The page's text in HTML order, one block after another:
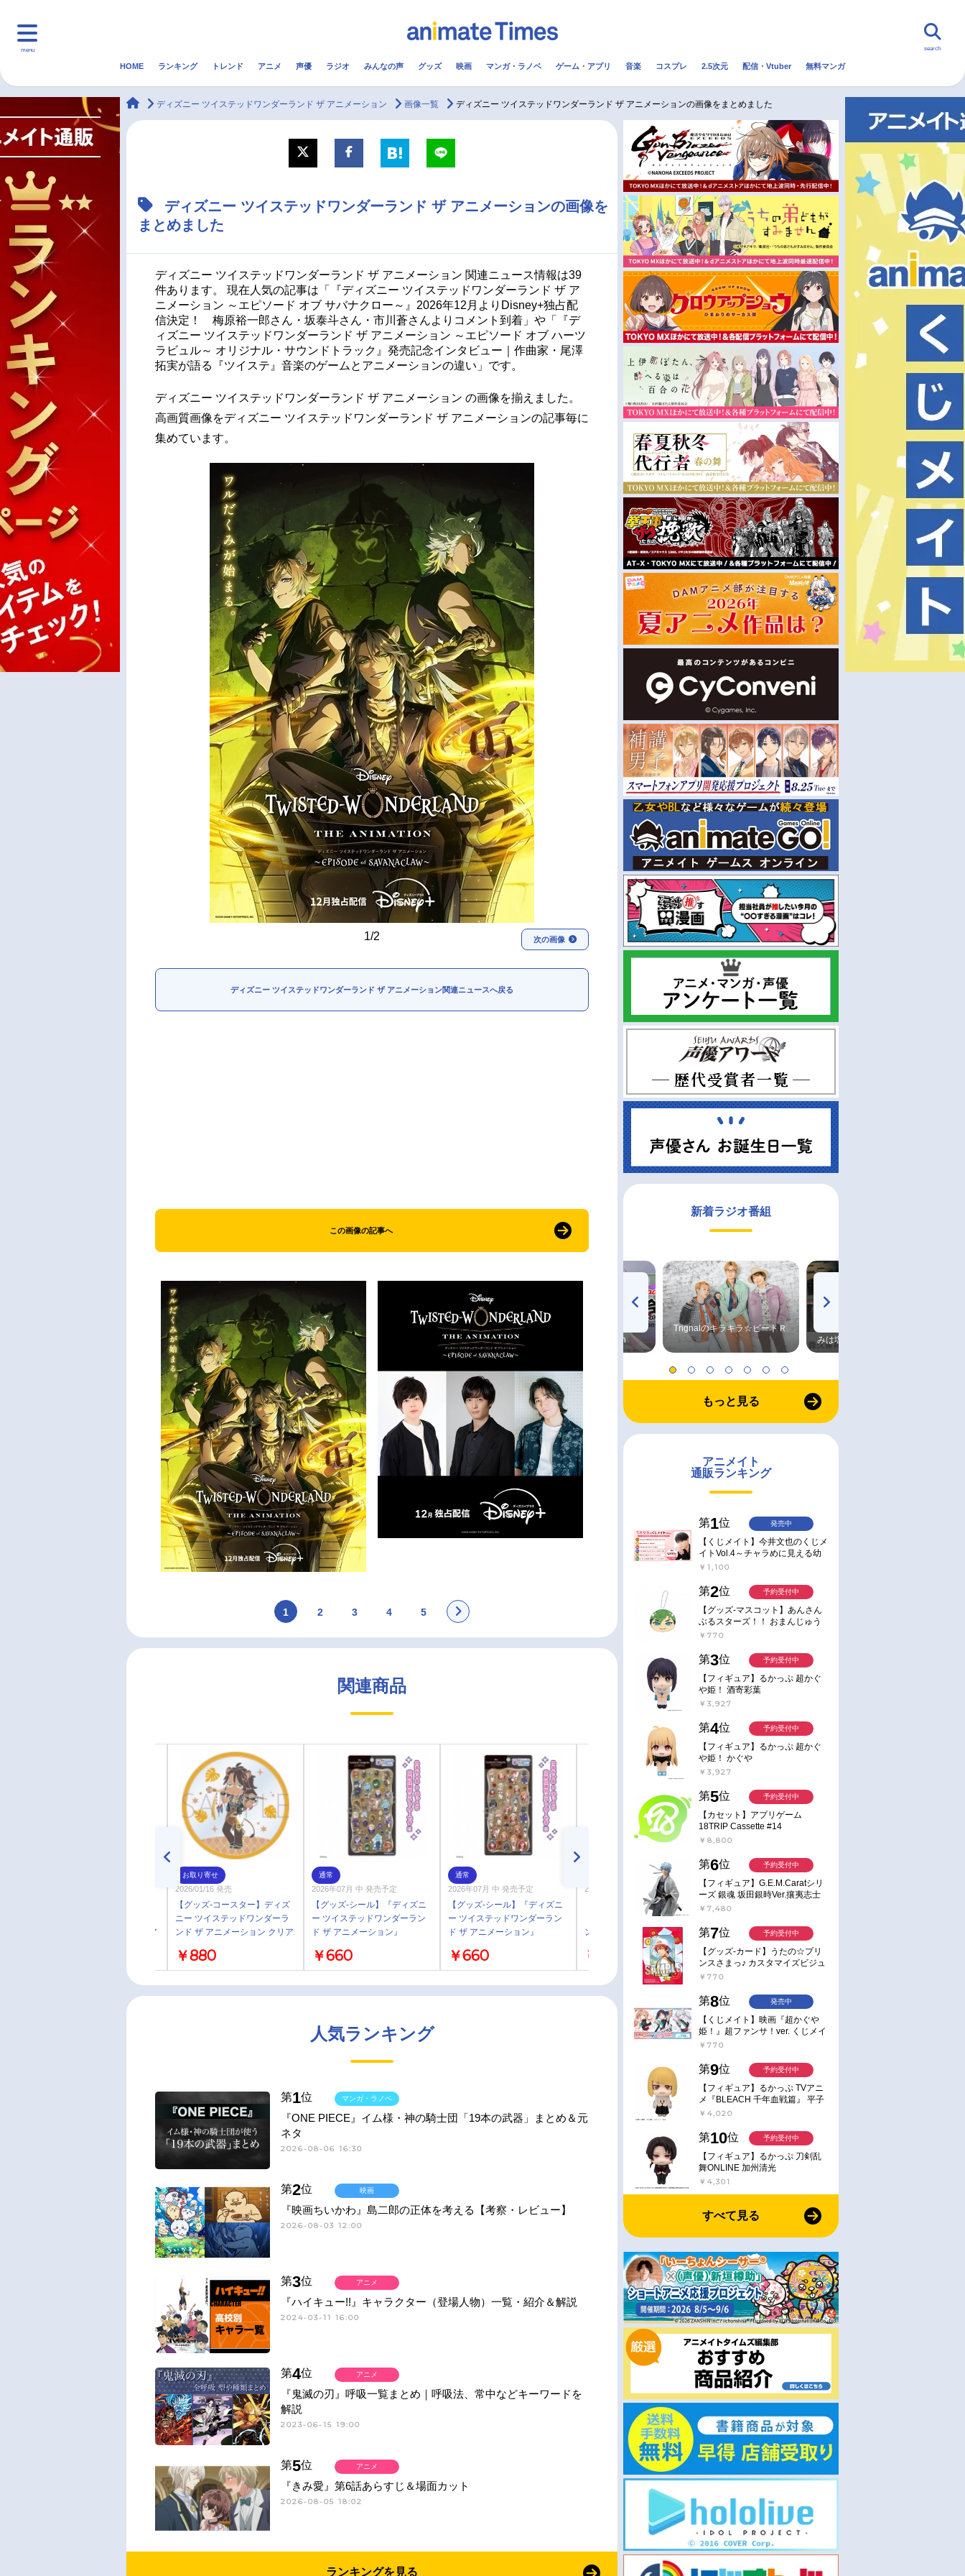
menu
マンガ・ラノベ 音楽 配信・Vtuber トレンド 無料マンガ
アニメ記事一覧 実写化映画一覧
今期アニメ曜日別一覧
春アニメ
秋アニメ
冬アニメ
FOLLOW US
search
HOME ランキング トレンド アニメ 声優 ラジオ みんなの声 グッズ 映画 マンガ・ラノベ ゲーム・アプリ 音楽 コスプレ 2.5次元 配信・Vtuber 無料マンガ
animateTimes
ディズニー ツイステッドワンダーランド ザ アニメーション 画像一覧 ディズニー ツイステッドワンダーランド ザ アニメーションの画像をまとめました
ディズニー ツイステッドワンダーランド ザ アニメーションの画像を
まとめました
ディズニー ツイステッドワンダーランド ザ アニメーション 関連ニュース情報は39
件あります。 現在人気の記事は「『ディズニー ツイステッドワンダーランド ザ ア
ニメーション ～エピソード オブ サバナクロー～』2026年12月よりDisney+独占配
信決定！ 梅原裕一郎さん・坂泰斗さん・市川蒼さんよりコメント到着」や「『デ
ィズニー ツイステッドワンダーランド ザ アニメーション ～エピソード オブ ハーツ
ラビュル～ オリジナル・サウンドトラック』発売記念インタビュー｜作曲家・尾澤
拓実が語る『ツイステ』音楽のゲームとアニメーションの違い」です。
ディズニー ツイステッドワンダーランド ザ アニメーション の画像を揃えました。
高画質画像をディズニー ツイステッドワンダーランド ザ アニメーションの記事毎に
集めています。
1/2 次の画像
ディズニー ツイステッドワンダーランド ザ アニメーション関連ニュースへ戻る
この画像の記事へ
1 2 3 4 5
関連商品
ンド ザ アニメーション クリア
お取り寄せ
2026/01/16 発売
【グッズ-コースター】ディズ
ニー ツイステッドワンダーラ
ンド ザ アニメーション クリア
ングスカラー
￥880
通常
2026年07月 中 発売予定
【グッズ-シール】『ディズニ
ー ツイステッドワンダーラン
ド ザ アニメーション』
ー・オクタヴィネル・スカラビ
ア・ポムフィオーレ・イグニハ
イド・ディアソムニア・グリム
￥660
通常
2026年07月 中 発売予定
【グッズ-シール】『ディズニ
ー ツイステッドワンダーラン
ド ザ アニメーション』
ュル・学園長
￥660
2026年04月 中 発売予定
【グッズ-スタンドポップ】
『ディズニー ツイステッドワ
ンダーランド ザ アニメーショ
ン』 名場面アクリルスタンド
トレイ・クローバー
￥1,650
2026年04月 中 発売予定
【グッズ-スタンドポップ】
ンダーランド ザ アニメーショ
ン』 名場面アクリルスタンド
デュース・スペード
￥1,650
人気ランキング
第1位
『ONE PIECE』イム様・神の騎士団「19本の武器」まとめ＆元
ネタ
2026-08-06 16:30
マンガ・ラノベ
第2位
『映画ちいかわ』島二郎の正体を考える【考察・レビュー】
2026-08-03 12:00
映画
第3位
『ハイキュー!!』キャラクター（登場人物）一覧・紹介＆解説
2024-03-11 16:00
アニメ
第4位
『鬼滅の刃』呼吸一覧まとめ｜呼吸法、常中などキーワードを
解説
2023-06-15 19:00
アニメ
第5位
『きみ愛』第6話あらすじ＆場面カット
2026-08-05 18:02
アニメ
ランキングを見る
新着ラジオ番組
高橋美紀のおんぷの気持ち
♪ in アニメイトタイムズ
radio 大直会 2nd season
Trignalのキラキラ☆ビートＲ
みは塩だけ
もっと見る
アニメイト
通販ランキング
第1位
【くじメイト】今井文也のくじメ
イトVol.4～チャラめに見える幼
馴染、実は一途で独占欲が強いん
￥1,100
発売中
第2位
【グッズ-マスコット】あんさん
ぶるスターズ！！ おまんじゅう
にぎにぎマスコット ねくすと2
￥770
予約受付中
第3位
【フィギュア】るかっぷ 超かぐ
や姫！ 酒寄彩葉
￥3,927
予約受付中
第4位
【フィギュア】るかっぷ 超かぐ
や姫！ かぐや
￥3,927
予約受付中
第5位
【カセット】アプリゲーム
18TRIP Cassette #14
￥8,800
予約受付中
第6位
【フィギュア】G.E.M.Caratシリ
ーズ 銀魂 坂田銀時Ver.攘夷志士
完成品フィギュア
￥7,480
予約受付中
第7位
【グッズ-カード】うたの☆プリ
ンスさまっ♪ カスタマイズビジュ
アルカードコレクション Best
￥770
予約受付中
第8位
【くじメイト】映画『超かぐや
姫！』超ファンサ！ver. くじメイ
ト
￥770
発売中
第9位
【フィギュア】るかっぷ TVアニ
メ『BLEACH 千年血戦篇』 平子
真子
￥4,020
予約受付中
第10位
【フィギュア】るかっぷ 刀剣乱
舞ONLINE 加州清光
￥4,301
予約受付中
すべて見る